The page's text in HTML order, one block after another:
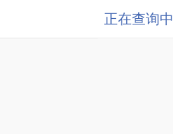
正在查询中